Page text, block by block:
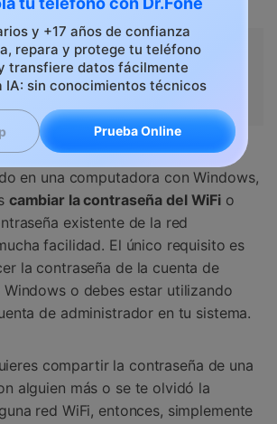
y +17 años de confianza
repara y protege tu teléfono
transfiere datos fácilmente
IA: sin conocimientos técnicos
Prueba Online
Ver tus Contraseñas
una Computadora con
en una computadora con Windows,
cambiar la contraseña del WiFi o
existente de la red
facilidad. El único requisito es
la contraseña de la cuenta de
o debes estar utilizando
de administrador en tu sistema.󠀲󠀩󠀥󠀦󠀨󠀣󠀦󠀠󠀳
compartir la contraseña de una
alguien más o se te olvidó la
red WiFi, entonces, simplemente